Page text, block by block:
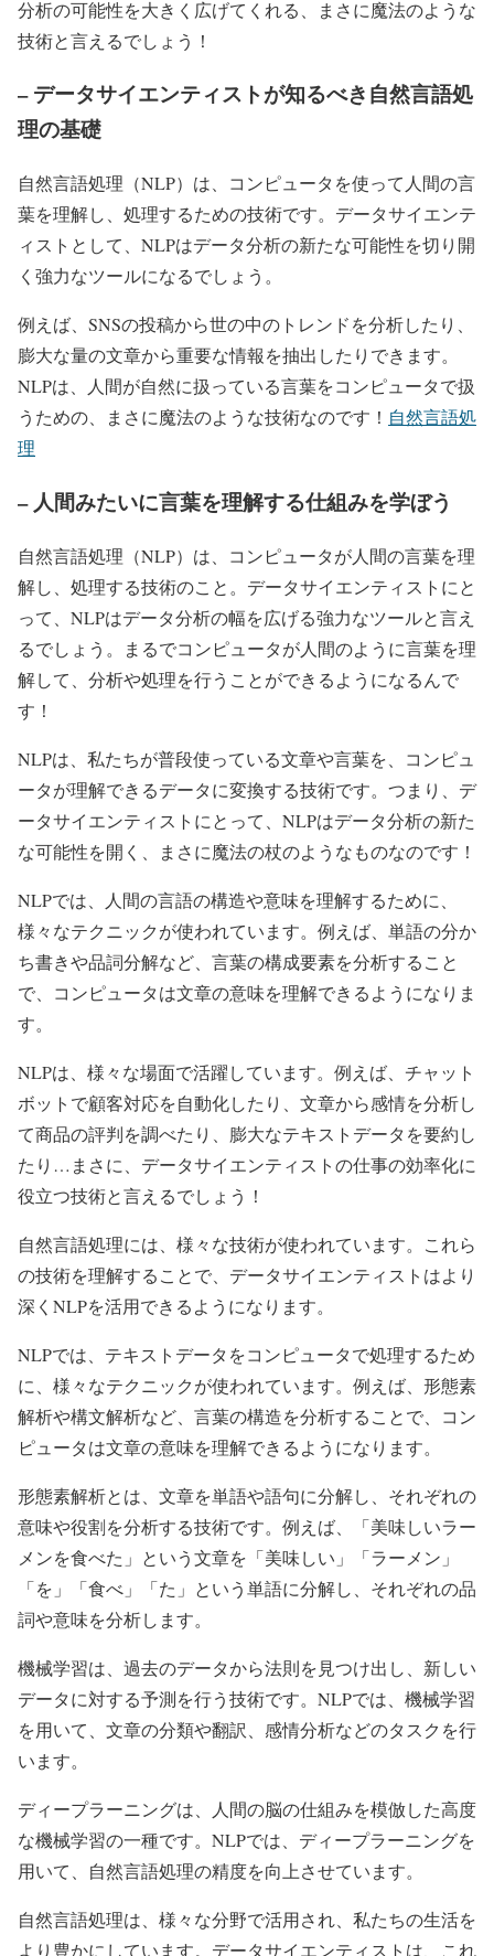
分析の可能性を大きく広げてくれる、まさに魔法のような
技術と言えるでしょう！
– データサイエンティストが知るべき自然言語処
理の基礎
自然言語処理（NLP）は、コンピュータを使って人間の言
葉を理解し、処理するための技術です。データサイエンテ
ィストとして、NLPはデータ分析の新たな可能性を切り開
く強力なツールになるでしょう。
例えば、SNSの投稿から世の中のトレンドを分析したり、
膨大な量の文章から重要な情報を抽出したりできます。
NLPは、人間が自然に扱っている言葉をコンピュータで扱
うための、まさに魔法のような技術なのです！ 自然言語処
理
– 人間みたいに言葉を理解する仕組みを学ぼう
自然言語処理（NLP）は、コンピュータが人間の言葉を理
解し、処理する技術のこと。データサイエンティストにと
って、NLPはデータ分析の幅を広げる強力なツールと言え
るでしょう。まるでコンピュータが人間のように言葉を理
解して、分析や処理を行うことができるようになるんで
す！
NLPは、私たちが普段使っている文章や言葉を、コンピュ
ータが理解できるデータに変換する技術です。つまり、デ
ータサイエンティストにとって、NLPはデータ分析の新た
な可能性を開く、まさに魔法の杖のようなものなのです！
NLPでは、人間の言語の構造や意味を理解するために、
様々なテクニックが使われています。例えば、単語の分か
ち書きや品詞分解など、言葉の構成要素を分析すること
で、コンピュータは文章の意味を理解できるようになりま
す。
NLPは、様々な場面で活躍しています。例えば、チャット
ボットで顧客対応を自動化したり、文章から感情を分析し
て商品の評判を調べたり、膨大なテキストデータを要約し
たり…まさに、データサイエンティストの仕事の効率化に
役立つ技術と言えるでしょう！
自然言語処理には、様々な技術が使われています。これら
の技術を理解することで、データサイエンティストはより
深くNLPを活用できるようになります。
NLPでは、テキストデータをコンピュータで処理するため
に、様々なテクニックが使われています。例えば、形態素
解析や構文解析など、言葉の構造を分析することで、コン
ピュータは文章の意味を理解できるようになります。
形態素解析とは、文章を単語や語句に分解し、それぞれの
意味や役割を分析する技術です。例えば、「美味しいラー
メンを食べた」という文章を「美味しい」「ラーメン」
「を」「食べ」「た」という単語に分解し、それぞれの品
詞や意味を分析します。
機械学習は、過去のデータから法則を見つけ出し、新しい
データに対する予測を行う技術です。NLPでは、機械学習
を用いて、文章の分類や翻訳、感情分析などのタスクを行
います。
ディープラーニングは、人間の脳の仕組みを模倣した高度
な機械学習の一種です。NLPでは、ディープラーニングを
用いて、自然言語処理の精度を向上させています。
自然言語処理は、様々な分野で活用され、私たちの生活を
より豊かにしています。データサイエンティストは、これ